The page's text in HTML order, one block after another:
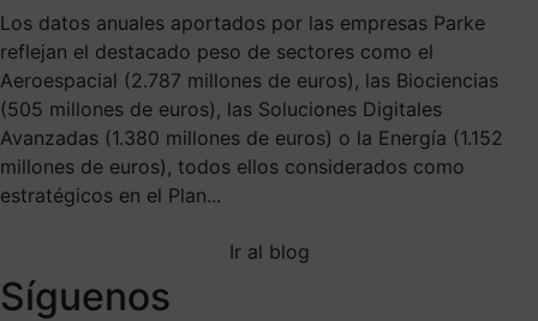
Los datos anuales aportados por las empresas Parke
reflejan el destacado peso de sectores como el
Aeroespacial (2.787 millones de euros), las Biociencias
(505 millones de euros), las Soluciones Digitales
Avanzadas (1.380 millones de euros) o la Energía (1.152
millones de euros), todos ellos considerados como
estratégicos en el Plan...
Ir al blog
Síguenos